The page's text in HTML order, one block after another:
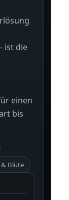
ist die
einen
bis
Blüte